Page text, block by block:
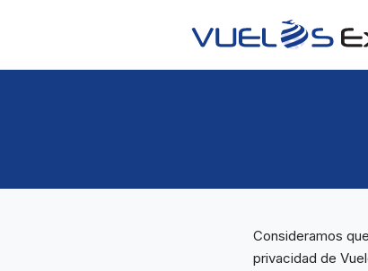
Consideramos
privacidad de